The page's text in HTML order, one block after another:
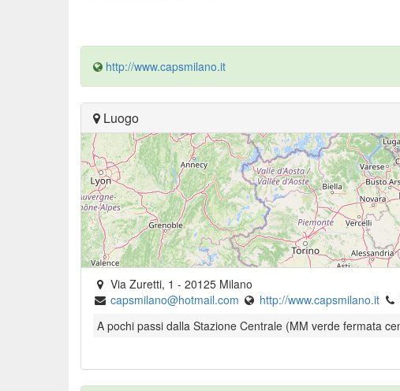
http://www.capsmilano.it
Luogo
Via Zuretti, 1 - 20125 Milano
capsmilano@hotmail.com
http://www.capsmilano.it
A pochi passi dalla Stazione Centrale (MM verde fermata